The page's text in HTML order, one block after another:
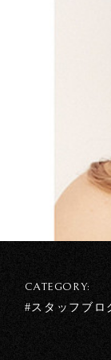
CATEGORY:
#スタッフブロ